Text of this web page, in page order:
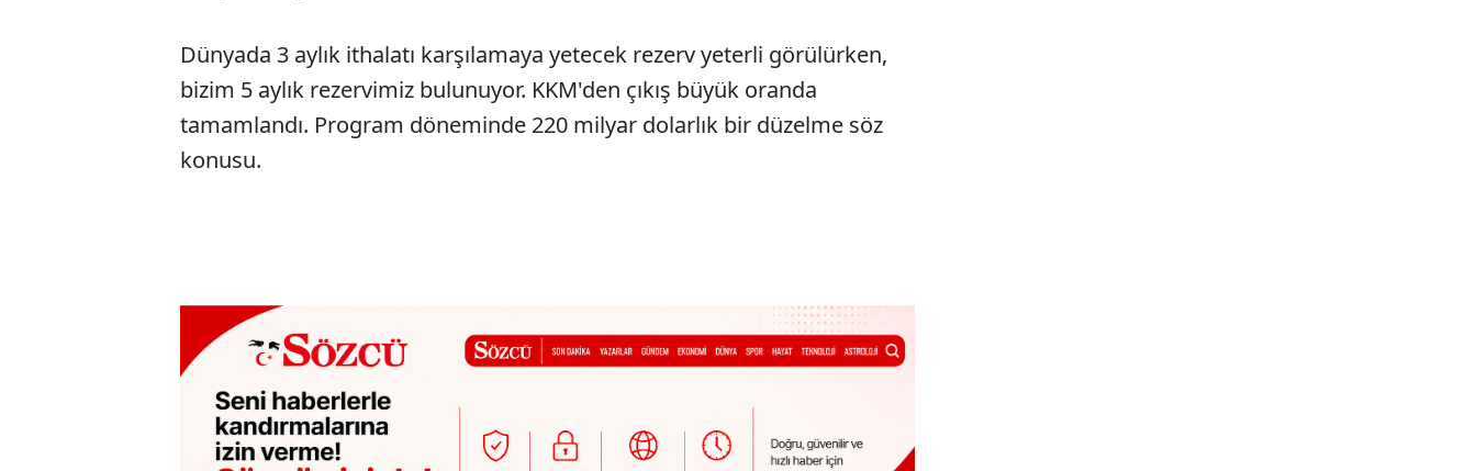
Dünyada 3 aylık ithalatı karşılamaya yetecek rezerv yeterli görülürken,
bizim 5 aylık rezervimiz bulunuyor. KKM'den çıkış büyük oranda
tamamlandı. Program döneminde 220 milyar dolarlık bir düzelme söz
konusu.